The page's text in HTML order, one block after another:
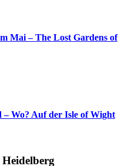
Mai – The Lost Gardens of
– Wo? Auf der Isle of Wight